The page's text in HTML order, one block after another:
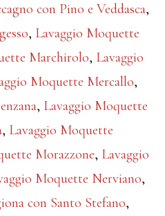
con Pino e Veddasca,
, Lavaggio Moquette
Marchirolo, Lavaggio
Moquette Mercallo,
, Lavaggio Moquette
, Lavaggio Moquette
Morazzone, Lavaggio
Moquette Nerviano,
con Santo Stefano,